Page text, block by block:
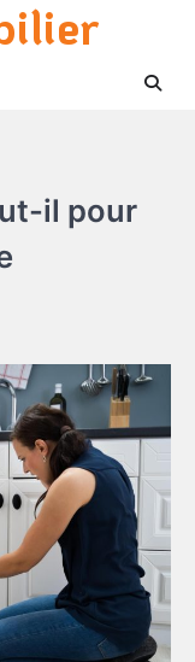
il pour